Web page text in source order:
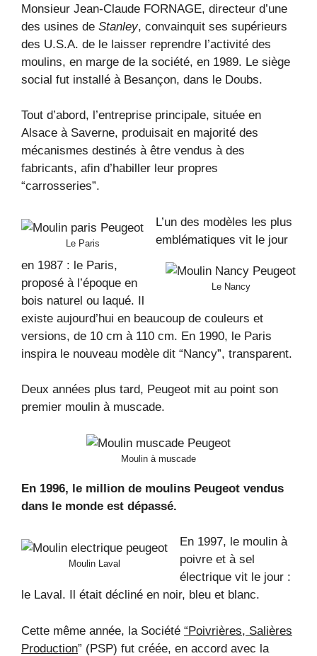
Monsieur Jean-Claude FORNAGE, directeur d’une
des usines de Stanley, convainquit ses supérieurs
des U.S.A. de le laisser reprendre l’activité des
moulins, en marge de la société, en 1989. Le siège
social fut installé à Besançon, dans le Doubs.
Tout d’abord, l’entreprise principale, située en
Alsace à Saverne, produisait en majorité des
mécanismes destinés à être vendus à des
fabricants, afin d’habiller leur propres
“carrosseries”.
Le Paris
Le Nancy
L’un des modèles les plus
emblématiques vit le jour
en 1987 : le Paris,
proposé à l’époque en
bois naturel ou laqué. Il
existe aujourd’hui en beaucoup de couleurs et
versions, de 10 cm à 110 cm. En 1990, le Paris
inspira le nouveau modèle dit “Nancy”, transparent.
Deux années plus tard, Peugeot mit au point son
premier moulin à muscade.
Moulin à muscade
En 1996, le million de moulins Peugeot vendus
dans le monde est dépassé.
Moulin Laval
En 1997, le moulin à
poivre et à sel
électrique vit le jour :
le Laval. Il était décliné en noir, bleu et blanc.
Cette même année, la Société “Poivrières, Salières
Production” (PSP) fut créée, en accord avec la